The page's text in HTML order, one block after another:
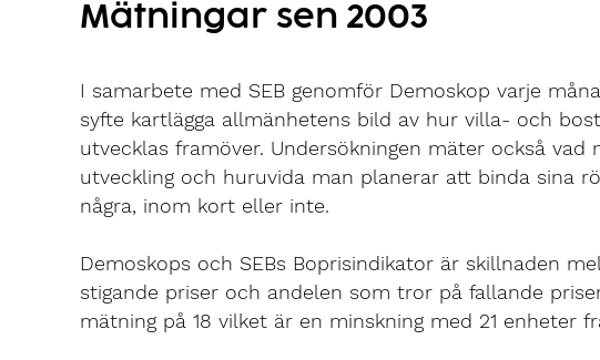
Mätningar sen 2003
I samarbete med SEB genomför Demoskop varje
syfte kartlägga allmänhetens bild av hur villa- och
utvecklas framöver. Undersökningen mäter också
utveckling och huruvida man planerar att binda sina
några, inom kort eller inte.
Demoskops och SEBs Boprisindikator är skillnaden
stigande priser och andelen som tror på fallande
mätning på 18 vilket är en minskning med 21 enheter